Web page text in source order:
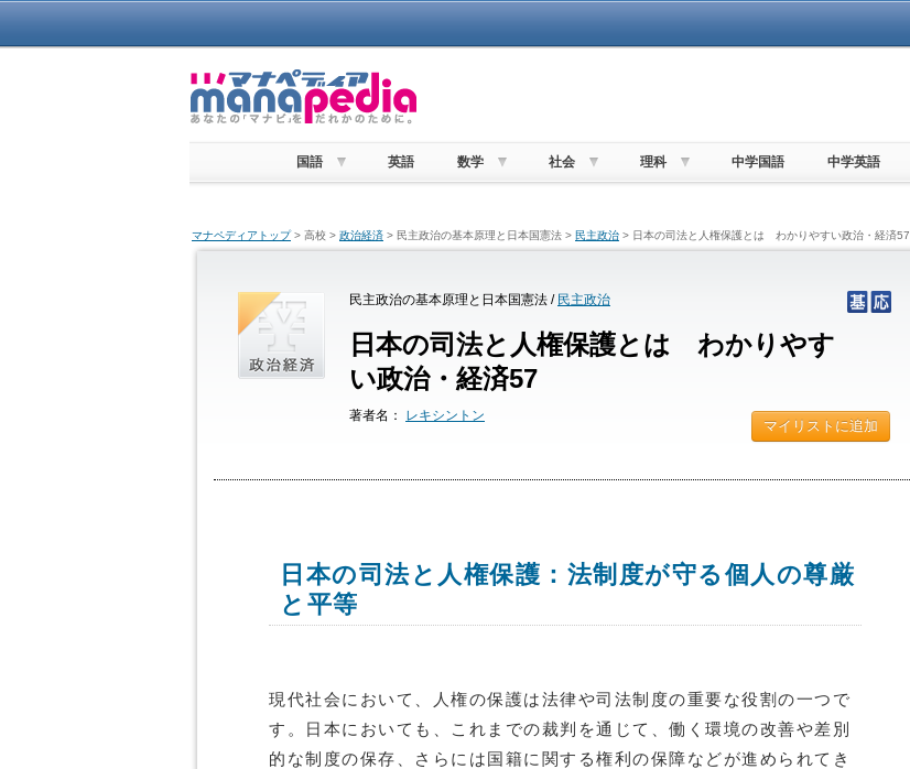
国語 英語 数学 社会 理科 中学国語 中学英語
マナペディアトップ> 高校 > 政治経済 > 民主政治の基本原理と日本国憲法 > 民主政治 > 日本の司法と人権保護とは わかりやすい政治・経済57
民主政治の基本原理と日本国憲法 / 民主政治
日本の司法と人権保護とは わかりやす
い政治・経済57
著者名： レキシントン
マイリストに追加
日本の司法と人権保護：法制度が守る個人の尊厳
と平等
現代社会において、人権の保護は法律や司法制度の重要な役割の一つで
す。日本においても、これまでの裁判を通じて、働く環境の改善や差別
的な制度の保存、さらには国籍に関する権利の保障などが進められてき